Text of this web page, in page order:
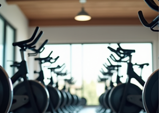
permette di personalizzare l’allenamento in
base ai tuoi obiettivi. Vuoi dimagrire? Puoi fare
sessioni ad alta intensità. Vuoi migliorare la
resistenza